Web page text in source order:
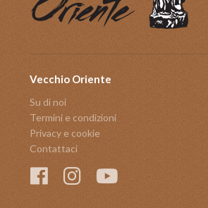
Vecchio Oriente
Su di noi
Termini e condizioni
Privacy e cookie
Contattaci